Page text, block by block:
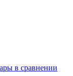
в сравнении